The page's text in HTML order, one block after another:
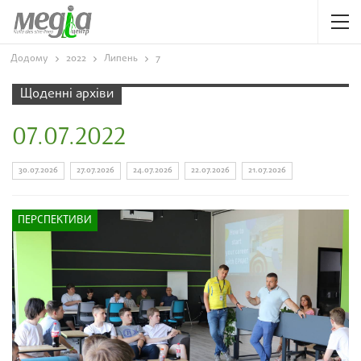
Додому 2022 Липень 7
Щоденні архіви
07.07.2022
30.07.2026 27.07.2026 24.07.2026 22.07.2026 21.07.2026
ПЕРСПЕКТИВИ